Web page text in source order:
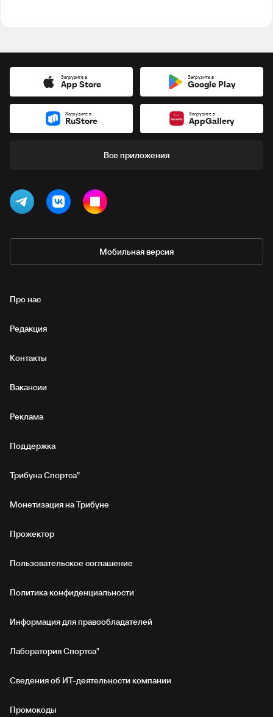
Загрузите в
App Store
Загрузите в
Google Play
Загрузите в
RuStore
Загрузите в
AppGallery
Все приложения
Мобильная версия
Про нас
Редакция
Контакты
Вакансии
Реклама
Поддержка
Трибуна Спортса"
Монетизация на Трибуне
Прожектор
Пользовательское соглашение
Политика конфиденциальности
Информация для правообладателей
Лаборатория Спортса"
Сведения об ИТ‑деятельности компании
Промокоды